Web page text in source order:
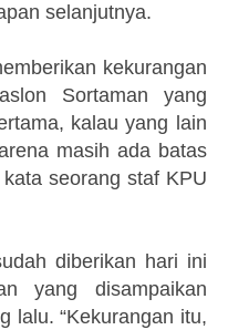
selanjutnya.
kekurangan
Sortaman yang
kalau yang lain
masih ada batas
seorang staf KPU
diberikan hari ini
yang disampaikan
lalu. “Kekurangan itu,